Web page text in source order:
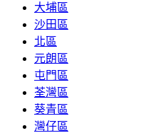
大埔區
沙田區
北區
元朗區
屯門區
荃灣區
葵青區
灣仔區